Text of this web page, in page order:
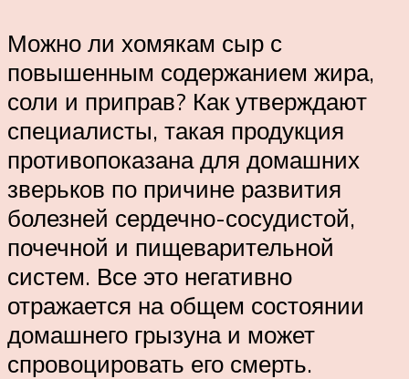
Можно ли хомякам сыр с
повышенным содержанием жира,
соли и приправ? Как утверждают
специалисты, такая продукция
противопоказана для домашних
зверьков по причине развития
болезней сердечно-сосудистой,
почечной и пищеварительной
систем. Все это негативно
отражается на общем состоянии
домашнего грызуна и может
спровоцировать его смерть.